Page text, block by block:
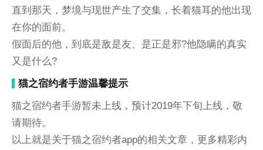
直到那天，梦境与现世产生了交集，长着猫耳的他出现
在你的面前。
假面后的他，到底是敌是友、是正是邪?他隐瞒的真实
又是什么?
猫之宿约者手游温馨提示
猫之宿约者手游暂未上线，预计2019年下旬上线，敬
请期待。
以上就是关于猫之宿约者app的相关文章，更多精彩内